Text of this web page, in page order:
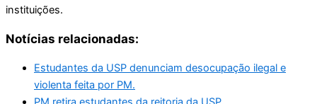
instituições.
Notícias relacionadas:
Estudantes da USP denunciam desocupação ilegal e
violenta feita por PM.